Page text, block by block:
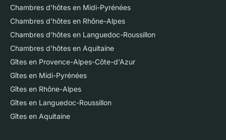
Chambres d'hôtes en Midi-Pyrénées
Chambres d'hôtes en Rhône-Alpes
Chambres d'hôtes en Languedoc-Roussillon
Chambres d'hôtes en Aquitaine
Gîtes en Provence-Alpes-Côte-d'Azur
Gîtes en Midi-Pyrénées
Gîtes en Rhône-Alpes
Gîtes en Languedoc-Roussillon
Gîtes en Aquitaine